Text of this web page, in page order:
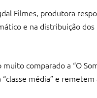
Filmes, produtora
e na distribuição
muito comparado a “O
média” e